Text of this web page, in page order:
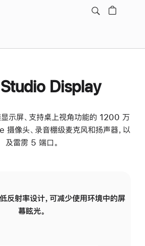
Display
示屏、支持桌上视角功能的 1200 万
像头、录音棚级麦克风和扬声器，以
及雷雳 5 端口。
反射率设计，可减少使用环境中的屏
幕眩光。